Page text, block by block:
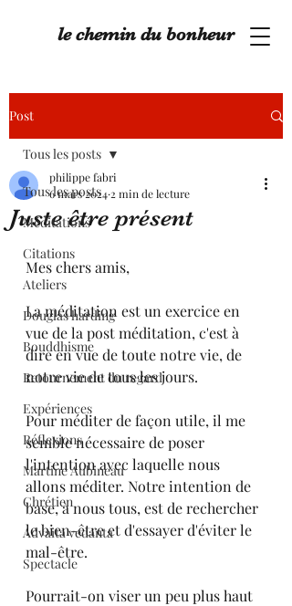
le chemin du bonheur
Post
Tous les posts
Méditations
Citations
Ateliers
Douglas harding
Bouddhisme
Retournement du regard
Expériences
Réflexions
Martine Aubineau
Chrétien
Advaita vedanta
Spectacle
Tous les posts
Juste être présent
philippe fabri
6 mars 2024 2 min de lecture
Mes chers amis,
La méditation est un exercice en
vue de la post méditation, c'est à
dire en vue de toute notre vie, de
notre vie de tous les jours.
Pour méditer de façon utile, il me
semble nécessaire de poser
l'intention avec laquelle nous
allons méditer. Notre intention de
base, à nous tous, est de rechercher
le bien-être et d'essayer d'éviter le
mal-être.
Pourrait-on viser un peu plus haut